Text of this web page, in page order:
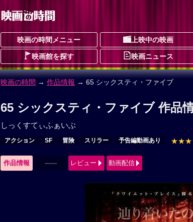
映画の時間メニュー 上映中の映画
映画館を探す 映画ニュース
映画の時間 → 作品情報 → 65 シックスティ・ファイブ
65 シックスティ・ファイブ 作品
しっくすてぃふぁいぶ
アクション SF 冒険 スリラー 予告編動画あり
作品情報 ------ レビュー 動画配信